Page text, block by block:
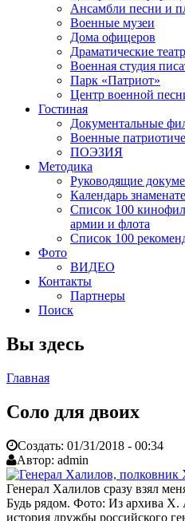
Ансамбли песни и
Военные музеи
Дома офицеров
Драматические
Военная студия
Парк «Патриот»
Центр военной
Гостиная
Документальные
Военные
ПОЭЗИЯ
Методика
Руководящие
Календарь
Список 100
армии и флота
Список 100
Фото
ВИДЕО
Контакты
Партнеры
Поиск
Вы здесь
Главная
Соло для двоих
Создать: 01/31/2018 - 00:34
Автор: admin
Генерал Халилов сразу взял
Будь рядом. Фото: Из архива Х.
история дружбы российского